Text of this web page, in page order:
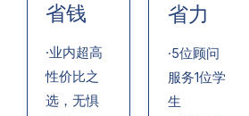
省钱
·业内超高
性价比之
选，无惧
省力
·5位顾问
服务1位学
生